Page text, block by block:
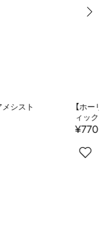
ーウッド】パロサント ステ